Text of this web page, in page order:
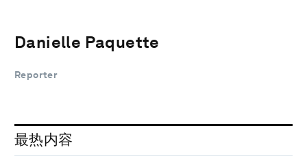
Danielle Paquette
Reporter
最热内容